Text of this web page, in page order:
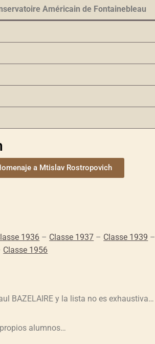
Américain de Fontainebleau
a Mtislav Rostropovich
1936 – Classe 1937 – Classe 1939 –
Classe 1956
BAZELAIRE y la lista no es exhaustiva…
alumnos…